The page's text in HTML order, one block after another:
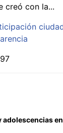
creó con la...
adolescencias